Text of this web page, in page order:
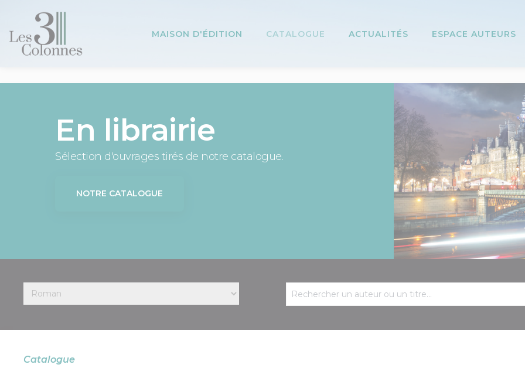
MAISON D'ÉDITION CATALOGUE ACTUALITÉS ESPACE AUTEURS
En librairie
Sélection d'ouvrages tirés de notre catalogue.
NOTRE CATALOGUE
Catalogue